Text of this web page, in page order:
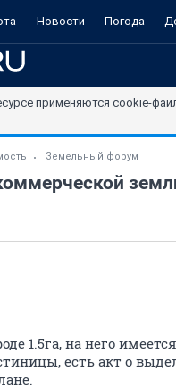
Новости Погода
применяются cookie-
Земельный форум
1.5га, на него
есть акт о